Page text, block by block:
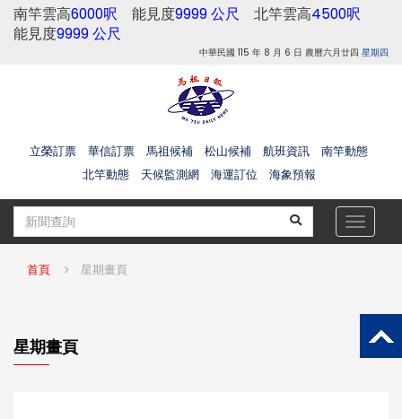
南竿雲高6000呎 能見度9999 公尺 北竿雲高4500呎
能見度9999 公尺
中華民國 115 年 8 月 6 日 農曆六月廿四 星期四
立榮訂票 華信訂票 馬祖候補 松山候補 航班資訊
南竿動態
北竿動態
天候監測網 海運訂位 海象預報
Toggle
首頁 星期畫頁
星期畫頁